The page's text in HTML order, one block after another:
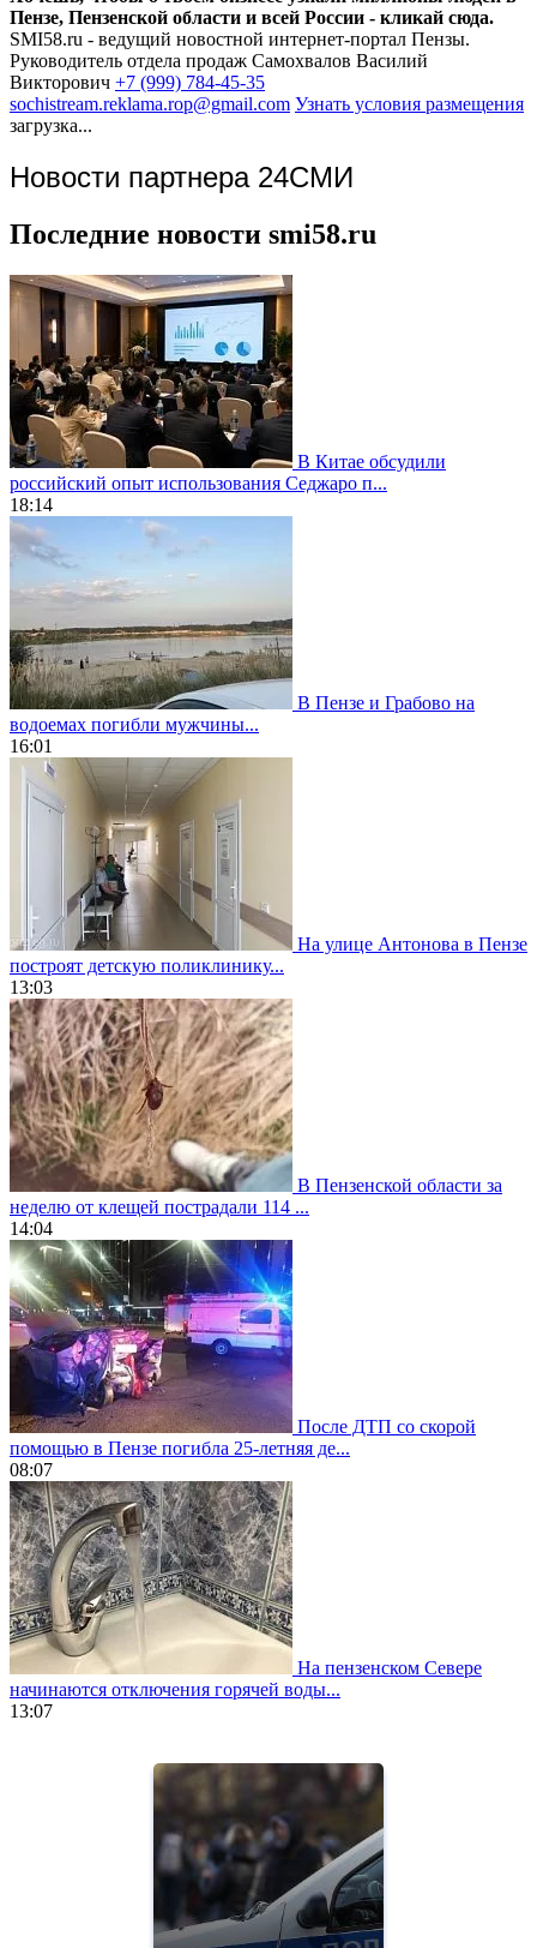
Пензе, Пензенской области и всей России - кликай сюда.
SMI58.ru - ведущий новостной интернет-портал Пензы.
Руководитель отдела продаж Самохвалов Василий
Викторович +7 (999) 784-45-35
sochistream.reklama.rop@gmail.com Узнать условия размещения
загрузка...
Новости партнера 24СМИ
Последние новости smi58.ru
В Китае обсудили
российский опыт использования Седжаро п...
18:14
В Пензе и Грабово на
водоемах погибли мужчины...
16:01
На улице Антонова в Пензе
построят детскую поликлинику...
13:03
В Пензенской области за
неделю от клещей пострадали 114 ...
14:04
После ДТП со скорой
помощью в Пензе погибла 25-летняя де...
08:07
На пензенском Севере
начинаются отключения горячей воды...
13:07